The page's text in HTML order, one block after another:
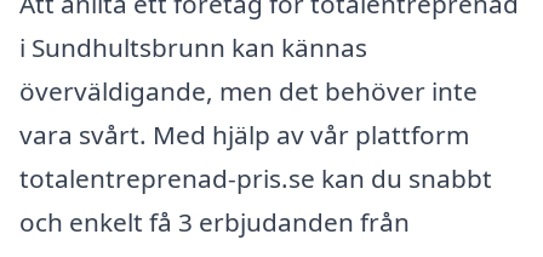
i Sundhultsbrunn kan kännas
överväldigande, men det behöver inte
vara svårt. Med hjälp av vår plattform
totalentreprenad-pris.se kan du snabbt
och enkelt få 3 erbjudanden från